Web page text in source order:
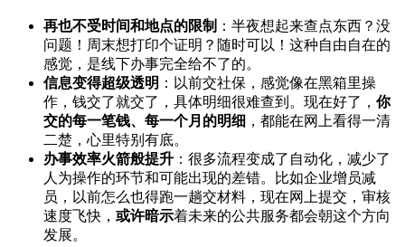
再也不受时间和地点的限制 ：半夜想起来查点东西？没
问题！周末想打印个证明？随时可以！这种自由自在的
感觉，是线下办事完全给不了的。
信息变得超级透明 ：以前交社保，感觉像在黑箱里操
作，钱交了就交了，具体明细很难查到。现在好了， 你
交的每一笔钱、每一个月的明细 ，都能在网上看得一清
二楚，心里特别有底。
办事效率火箭般提升 ：很多流程变成了自动化，减少了
人为操作的环节和可能出现的差错。比如企业增员减
员，以前怎么也得跑一趟交材料，现在网上提交，审核
速度飞快， 或许暗示着未来的公共服务都会朝这个方向
发展。